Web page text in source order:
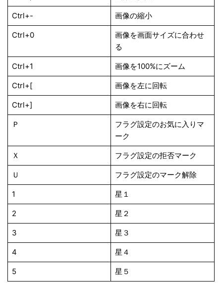
Ctrl+- 画像の縮小
Ctrl+0
画像を画面サイズに合わせ
る
Ctrl+1 画像を100%にズーム
Ctrl+[ 画像を左に回転
Ctrl+] 画像を右に回転
Ｐ
フラグ設定のお気に入りマ
ーク
Ｘ フラグ設定の拒否マーク
Ｕ フラグ設定のマーク解除
1 星１
2 星２
3 星３
4 星４
5 星５